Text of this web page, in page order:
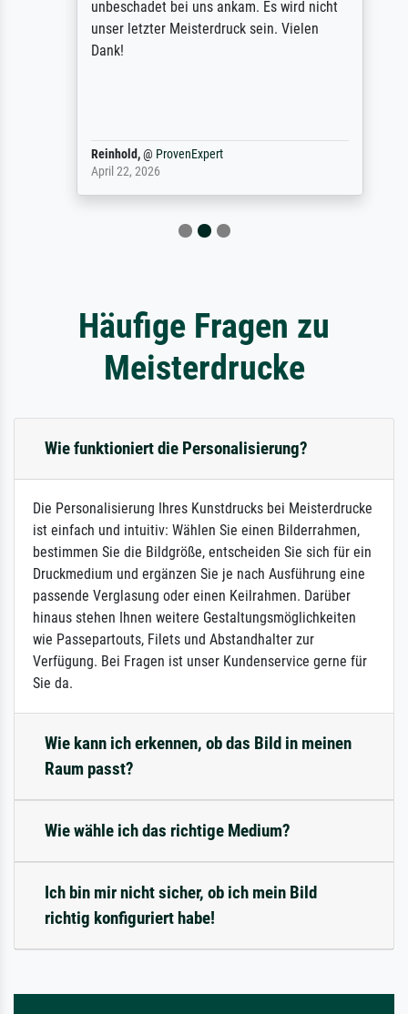
unbeschadet bei uns ankam. Es wird nicht
unser letzter Meisterdruck sein. Vielen
Dank!
Reinhold,@ProvenExpert
April 22, 2026
Häufige Fragen zu
Meisterdrucke
Wie funktioniert die Personalisierung?
Die Personalisierung Ihres Kunstdrucks bei Meisterdrucke
ist einfach und intuitiv: Wählen Sie einen Bilderrahmen,
bestimmen Sie die Bildgröße, entscheiden Sie sich für ein
Druckmedium und ergänzen Sie je nach Ausführung eine
passende Verglasung oder einen Keilrahmen. Darüber
hinaus stehen Ihnen weitere Gestaltungsmöglichkeiten
wie Passepartouts, Filets und Abstandhalter zur
Verfügung. Bei Fragen ist unser Kundenservice gerne für
Sie da.
Wie kann ich erkennen, ob das Bild in meinen
Raum passt?
Wie wähle ich das richtige Medium?
Ich bin mir nicht sicher, ob ich mein Bild
richtig konfiguriert habe!